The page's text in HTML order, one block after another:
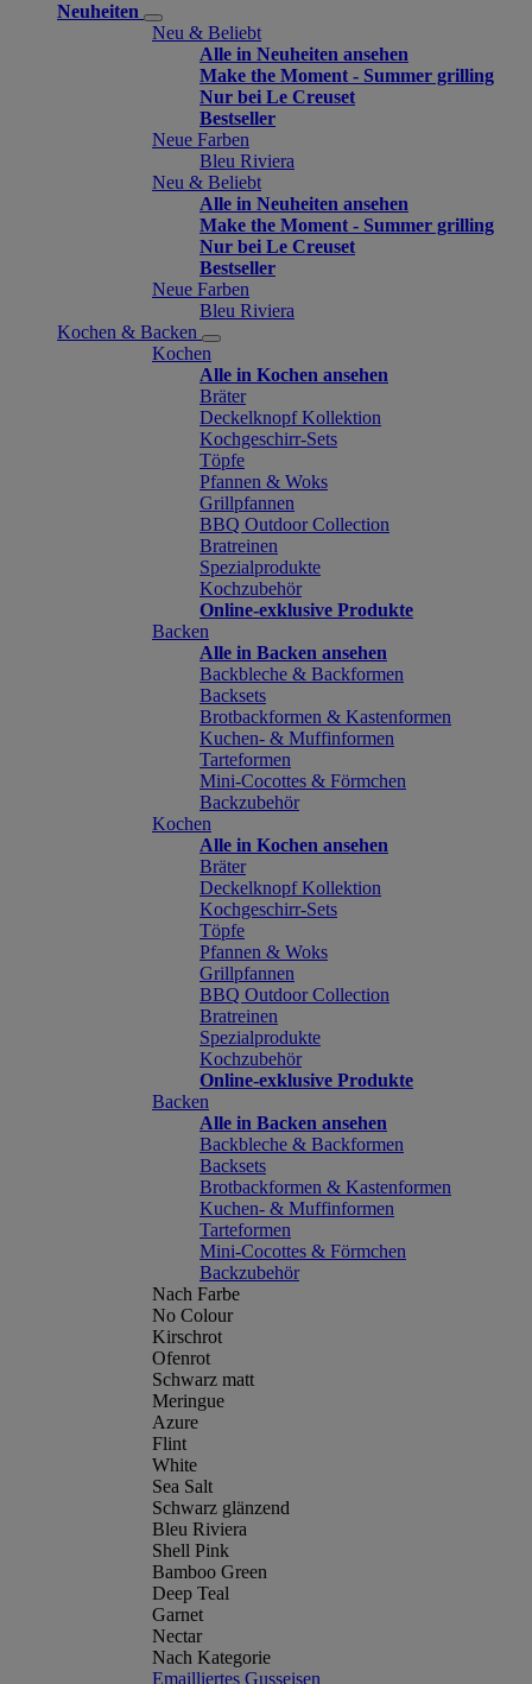
Neuheiten
Neu & Beliebt
Alle in Neuheiten ansehen
Make the Moment - Summer grilling
Nur bei Le Creuset
Bestseller
Neue Farben
Bleu Riviera
Neu & Beliebt
Alle in Neuheiten ansehen
Make the Moment - Summer grilling
Nur bei Le Creuset
Bestseller
Neue Farben
Bleu Riviera
Kochen & Backen
Kochen
Alle in Kochen ansehen
Bräter
Deckelknopf Kollektion
Kochgeschirr-Sets
Töpfe
Pfannen & Woks
Grillpfannen
BBQ Outdoor Collection
Bratreinen
Spezialprodukte
Kochzubehör
Online-exklusive Produkte
Backen
Alle in Backen ansehen
Backbleche & Backformen
Backsets
Brotbackformen & Kastenformen
Kuchen- & Muffinformen
Tarteformen
Mini-Cocottes & Förmchen
Backzubehör
Kochen
Alle in Kochen ansehen
Bräter
Deckelknopf Kollektion
Kochgeschirr-Sets
Töpfe
Pfannen & Woks
Grillpfannen
BBQ Outdoor Collection
Bratreinen
Spezialprodukte
Kochzubehör
Online-exklusive Produkte
Backen
Alle in Backen ansehen
Backbleche & Backformen
Backsets
Brotbackformen & Kastenformen
Kuchen- & Muffinformen
Tarteformen
Mini-Cocottes & Förmchen
Backzubehör
Nach Farbe
No Colour
Kirschrot
Ofenrot
Schwarz matt
Meringue
Azure
Flint
White
Sea Salt
Schwarz glänzend
Bleu Riviera
Shell Pink
Bamboo Green
Deep Teal
Garnet
Nectar
Nach Kategorie
Emailliertes Gusseisen